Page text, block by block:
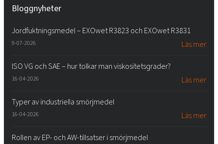
Bloggnyheter
Jordfuktningsmedel – EXOwet R3823 och EXOwet R3831
9-07-2026 Läs mer
ISO VG och SAE – hur tolkar man viskositetsgrader?
16-04-2026 Läs mer
Typer av industriella smörjmedel
16-04-2026 Läs mer
Rollen av EP- och AW-tillsatser i smörjmedel